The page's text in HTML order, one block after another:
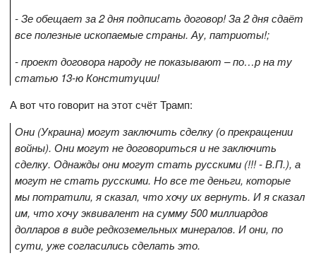
- Зе обещает за 2 дня подписать договор! За 2 дня сдаёт
все полезные ископаемые страны. Ау, патриоты!;
- проект договора народу не показывают – по…р на ту
статью 13-ю Конституции!
А вот что говорит на этот счёт Трамп:
Они (Украина) могут заключить сделку (о прекращении
войны). Они могут не договориться и не заключить
сделку. Однажды они могут стать русскими (!!! - В.П.), а
могут не стать русскими. Но все те деньги, которые
мы потратили, я сказал, что хочу их вернуть. И я сказал
им, что хочу эквивалент на сумму 500 миллиардов
долларов в виде редкоземельных минералов. И они, по
сути, уже согласились сделать это.